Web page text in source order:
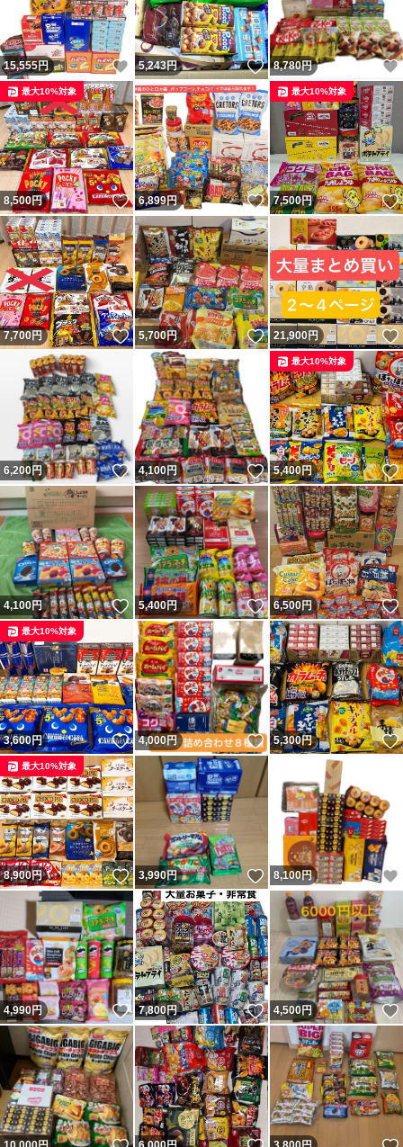
15,555円 いいね！
5,243円 いいね！
8,780円
8,500円 いいね！
最大10%対象
6,899円 いいね！
7,500円
最大10%対象
7,700円 いいね！
5,700円 いいね！
21,900円
6,200円 いいね！
4,100円 いいね！
5,400円
最大10%対象
4,100円 いいね！
5,400円 いいね！
6,500円
3,600円 いいね！
最大10%対象
4,000円 いいね！
5,300円
8,900円 いいね！
最大10%対象
3,990円 いいね！
8,100円
4,990円 いいね！
7,800円 いいね！
4,500円